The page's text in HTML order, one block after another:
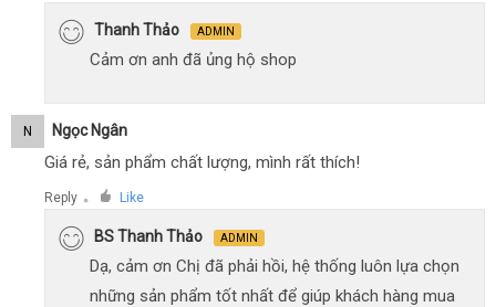
Thanh Thảo ADMIN
Cảm ơn anh đã ủng hộ shop
N Ngọc Ngân
Giá rẻ, sản phẩm chất lượng, mình rất thích!
Reply ● Like
BS Thanh Thảo ADMIN
Dạ, cảm ơn Chị đã phải hồi, hệ thống luôn lựa chọn
những sản phẩm tốt nhất để giúp khách hàng mua